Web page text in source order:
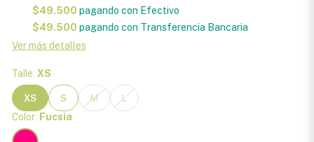
$49.500 pagando con Efectivo
$49.500 pagando con Transferencia Bancaria
Ver más detalles
Talle: XS
XS S M
L
Color: Fucsia